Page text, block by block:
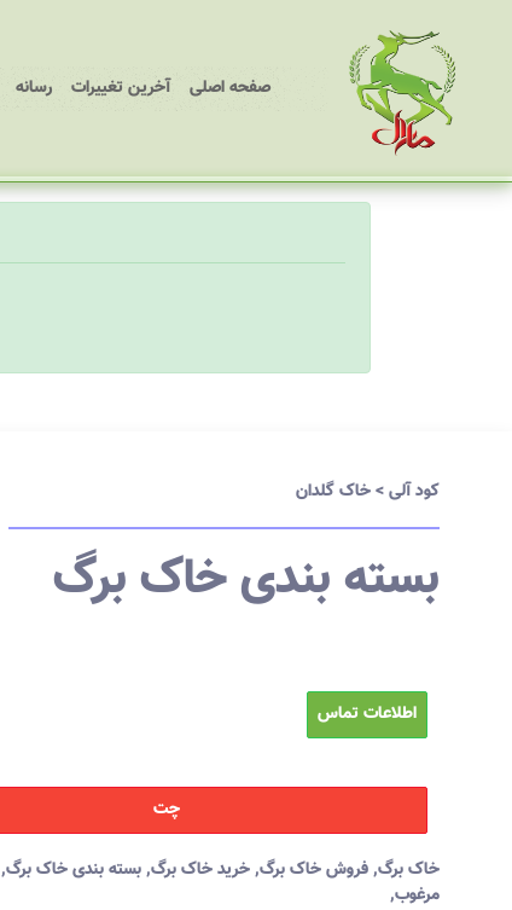
صفحه اصلی
(current) آخرین تغییرات رسانه
کود آلی>خاک گلدان
بسته بندی خاک برگ
اطلاعات تماس
چت
خاک برگ,فروش خاک برگ,خرید خاک برگ,بسته بندی خاک برگ,
مرغوب,